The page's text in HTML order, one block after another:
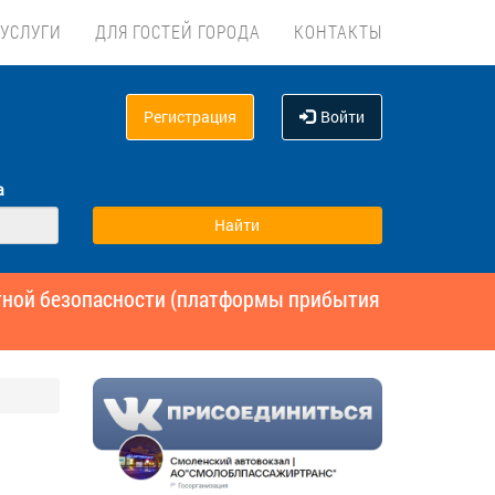
УСЛУГИ ДЛЯ ГОСТЕЙ ГОРОДА КОНТАКТЫ
Регистрация Войти
безопасности (платформы прибытия